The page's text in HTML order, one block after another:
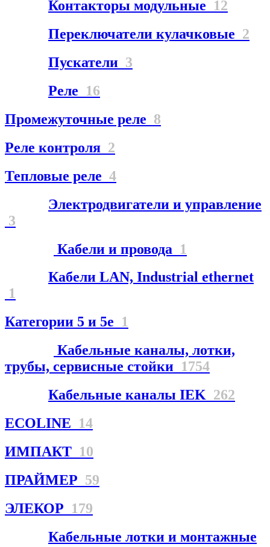
Контакторы модульные 12
Переключатели кулачковые 2
Пускатели 3
Реле 16
Промежуточные реле 8
Реле контроля 2
Тепловые реле 4
Электродвигатели и управление
3
Кабели и провода 1
Кабели LAN, Industrial ethernet
1
Категории 5 и 5е 1
Кабельные каналы, лотки,
трубы, сервисные стойки 1754
Кабельные каналы IEK 262
ECOLINE 14
ИМПАКТ 10
ПРАЙМЕР 59
ЭЛЕКОР 179
Кабельные лотки и монтажные